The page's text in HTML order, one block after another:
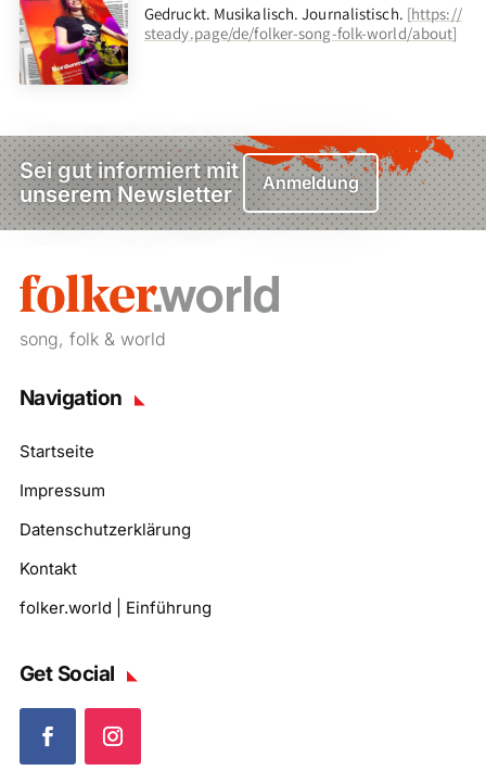
Gedruckt. Musikalisch. Journalistisch. [https://
steady.page/de/folker-song-folk-world/about]
Sei gut informiert mit
unserem Newsletter
Anmeldung
song, folk & world
Navigation
Startseite
Impressum
Datenschutzerklärung
Kontakt
folker.world | Einführung
Get Social